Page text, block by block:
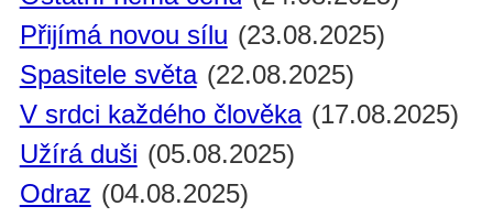
Přijímá novou sílu (23.08.2025)
Spasitele světa (22.08.2025)
V srdci každého člověka (17.08.2025)
Užírá duši (05.08.2025)
Odraz (04.08.2025)